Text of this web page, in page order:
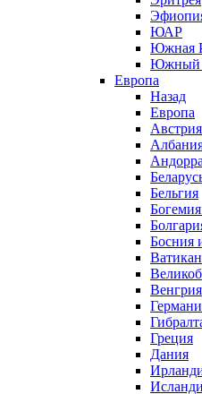
ЮАР
Южная
Южный
Европа
Назад
Европа
Австрия
Андорра
Бельгия
Босния
Ватикан
Венгрия
Греция
Дания